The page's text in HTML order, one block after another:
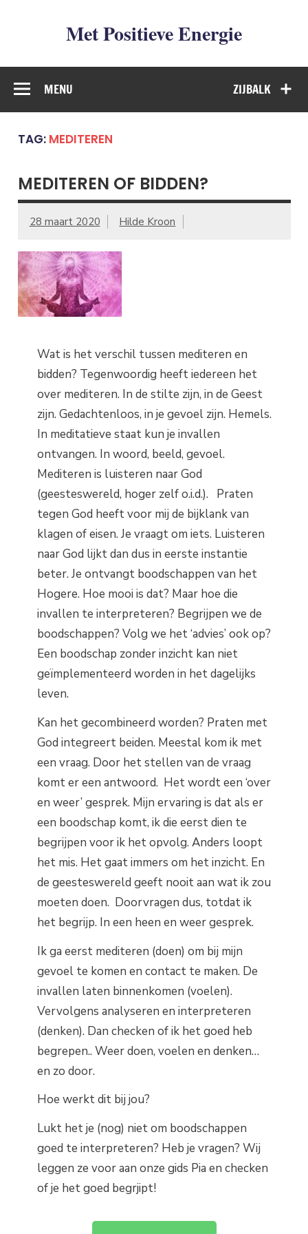
Met Positieve Energie
De weg naar Positief Leven
ZIJBALK
MENU
TAG: MEDITEREN
MEDITEREN OF BIDDEN?
28 maart 2020 Hilde Kroon
Wat is het verschil tussen mediteren en
bidden? Tegenwoordig heeft iedereen het
over mediteren. In de stilte zijn, in de Geest
zijn. Gedachtenloos, in je gevoel zijn. Hemels.
In meditatieve staat kun je invallen
ontvangen. In woord, beeld, gevoel.
Mediteren is luisteren naar God
(geesteswereld, hoger zelf o.i.d.). Praten
tegen God heeft voor mij de bijklank van
klagen of eisen. Je vraagt om iets. Luisteren
naar God lijkt dan dus in eerste instantie
beter. Je ontvangt boodschappen van het
Hogere. Hoe mooi is dat? Maar hoe die
invallen te interpreteren? Begrijpen we de
boodschappen? Volg we het ‘advies’ ook op?
Een boodschap zonder inzicht kan niet
geïmplementeerd worden in het dagelijks
leven.
Kan het gecombineerd worden? Praten met
God integreert beiden. Meestal kom ik met
een vraag. Door het stellen van de vraag
komt er een antwoord. Het wordt een ‘over
en weer’ gesprek. Mijn ervaring is dat als er
een boodschap komt, ik die eerst dien te
begrijpen voor ik het opvolg. Anders loopt
het mis. Het gaat immers om het inzicht. En
de geesteswereld geeft nooit aan wat ik zou
moeten doen. Doorvragen dus, totdat ik
het begrijp. In een heen en weer gesprek.
Ik ga eerst mediteren (doen) om bij mijn
gevoel te komen en contact te maken. De
invallen laten binnenkomen (voelen).
Vervolgens analyseren en interpreteren
(denken). Dan checken of ik het goed heb
begrepen.. Weer doen, voelen en denken…
en zo door.
Hoe werkt dit bij jou?
Lukt het je (nog) niet om boodschappen
goed te interpreteren? Heb je vragen? Wij
leggen ze voor aan onze gids Pia en checken
of je het goed begrjipt!